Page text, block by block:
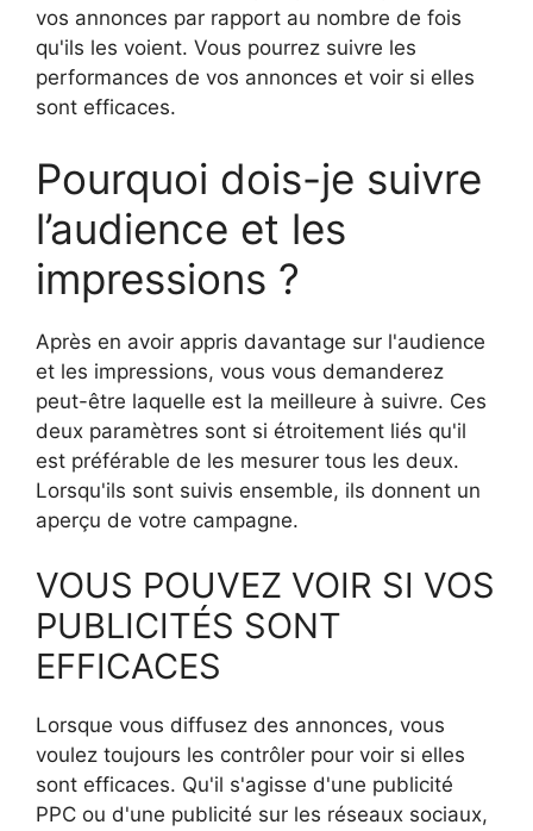
vos annonces par rapport au nombre de fois
qu'ils les voient. Vous pourrez suivre les
performances de vos annonces et voir si elles
sont efficaces.
Pourquoi dois-je suivre
l’audience et les
impressions ?
Après en avoir appris davantage sur l'audience
et les impressions, vous vous demanderez
peut-être laquelle est la meilleure à suivre. Ces
deux paramètres sont si étroitement liés qu'il
est préférable de les mesurer tous les deux.
Lorsqu'ils sont suivis ensemble, ils donnent un
aperçu de votre campagne.
VOUS POUVEZ VOIR SI VOS
PUBLICITÉS SONT
EFFICACES
Lorsque vous diffusez des annonces, vous
voulez toujours les contrôler pour voir si elles
sont efficaces. Qu'il s'agisse d'une publicité
PPC ou d'une publicité sur les réseaux sociaux,